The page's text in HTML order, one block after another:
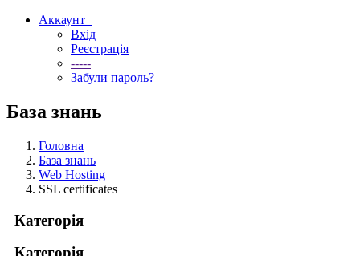
Аккаунт
Вхід
Реєстрація
-----
Забули пароль?
База знань
Головна
База знань
Web Hosting
SSL certificates
Категорія
Категорія